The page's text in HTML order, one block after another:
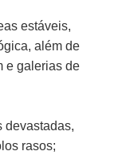
estáveis,
além de
e galerias de
devastadas,
rasos;